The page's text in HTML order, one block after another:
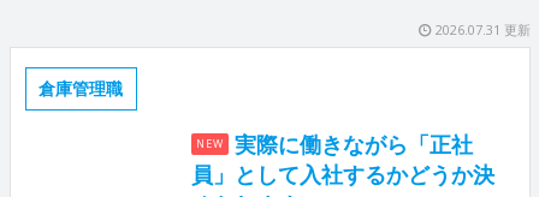
2026.07.31 更新
倉庫管理職
NEW
実際に働きながら「正社
員」として入社するかどうか決